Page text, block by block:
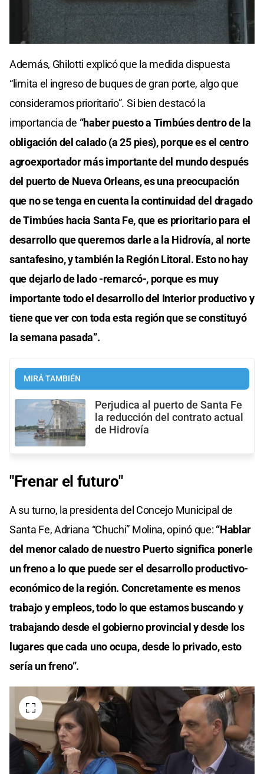
seconds
of
seconds
Además, Ghilotti explicó que la medida dispuesta
“limita el ingreso de buques de gran porte, algo que
consideramos prioritario”. Si bien destacó la
importancia de “haber puesto a Timbúes dentro de la
obligación del calado (a 25 pies), porque es el centro
agroexportador más importante del mundo después
del puerto de Nueva Orleans, es una preocupación
que no se tenga en cuenta la continuidad del dragado
de Timbúes hacia Santa Fe, que es prioritario para el
desarrollo que queremos darle a la Hidrovía, al norte
santafesino, y también la Región Litoral. Esto no hay
que dejarlo de lado -remarcó-, porque es muy
importante todo el desarrollo del Interior productivo y
tiene que ver con toda esta región que se constituyó
la semana pasada”.
MIRÁ TAMBIÉN
Perjudica al puerto de Santa Fe
la reducción del contrato actual
de Hidrovía
"Frenar el futuro"
A su turno, la presidenta del Concejo Municipal de
Santa Fe, Adriana “Chuchi” Molina, opinó que: “Hablar
del menor calado de nuestro Puerto significa ponerle
un freno a lo que puede ser el desarrollo productivo-
económico de la región. Concretamente es menos
trabajo y empleos, todo lo que estamos buscando y
trabajando desde el gobierno provincial y desde los
lugares que cada uno ocupa, desde lo privado, esto
sería un freno”.